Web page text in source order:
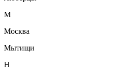
М
Москва
Мытищи
Н